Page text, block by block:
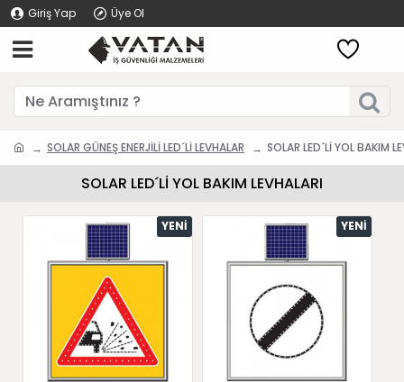
Giriş Yap Üye Ol
SOLAR GÜNEŞ ENERJİLİ LED´Lİ LEVHALAR SOLAR LED´Lİ YOL BAKIM
SOLAR LED´Lİ YOL BAKIM LEVHALARI
YENI YENI